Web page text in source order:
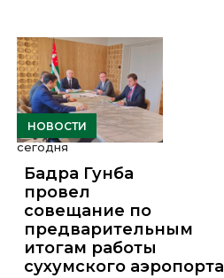
НОВОСТИ
сегодня
Бадра Гунба
провел
совещание по
предварительным
итогам работы
сухумского аэропорта